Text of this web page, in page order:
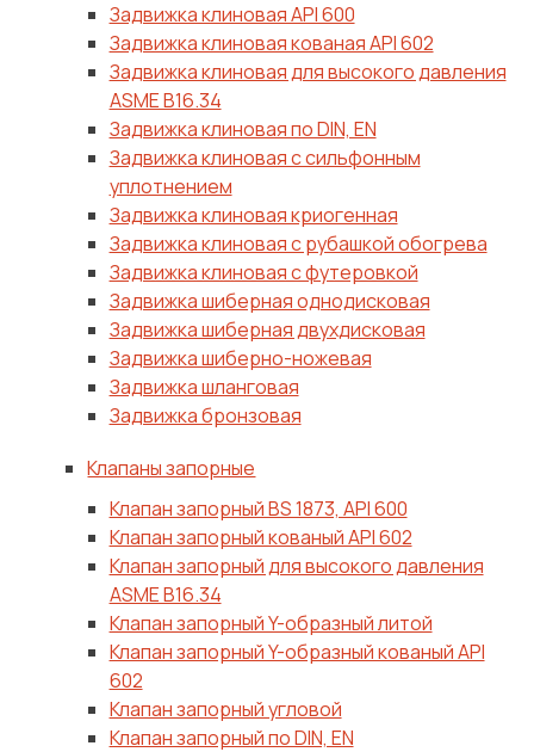
Задвижка клиновая API 600
Задвижка клиновая кованая API 602
Задвижка клиновая для высокого давления
ASME B16.34
Задвижка клиновая по DIN, EN
Задвижка клиновая с сильфонным
уплотнением
Задвижка клиновая криогенная
Задвижка клиновая с рубашкой обогрева
Задвижка клиновая с футеровкой
Задвижка шиберная однодисковая
Задвижка шиберная двухдисковая
Задвижка шиберно-ножевая
Задвижка шланговая
Задвижка бронзовая
Клапаны запорные
Клапан запорный BS 1873, API 600
Клапан запорный кованый API 602
Клапан запорный для высокого давления
ASME B16.34
Клапан запорный Y-образный литой
Клапан запорный Y-образный кованый API
602
Клапан запорный угловой
Клапан запорный по DIN, EN